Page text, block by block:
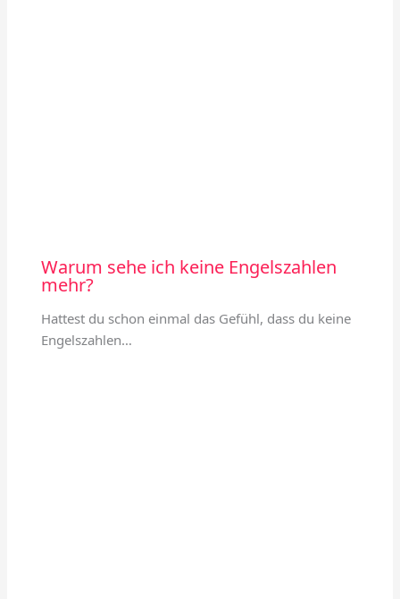
Warum sehe ich keine Engelszahlen
mehr?
Hattest du schon einmal das Gefühl, dass du keine
Engelszahlen…